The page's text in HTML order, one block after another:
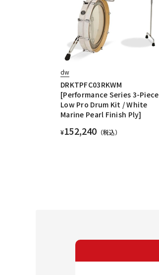
dw
DRKTPFC03RKWM
[Performance Series 3-Piece
Low Pro Drum Kit / White
Marine Pearl Finish Ply]
¥152,240 （税込）